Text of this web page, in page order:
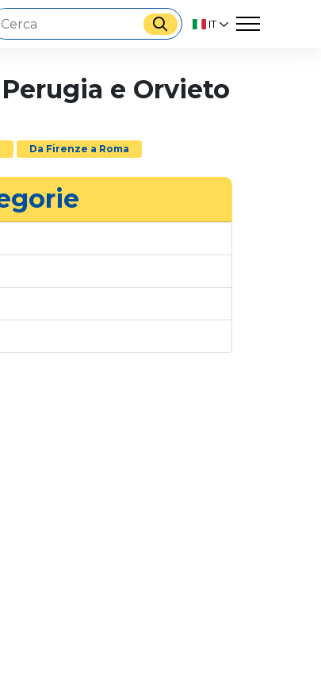
IT
e Orvieto
Da Firenze a Roma